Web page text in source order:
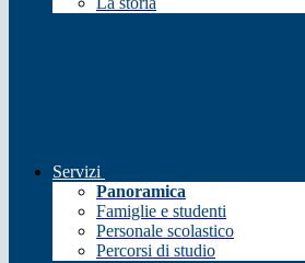
Servizi
Panoramica
Famiglie e studenti
Personale scolastico
Percorsi di studio